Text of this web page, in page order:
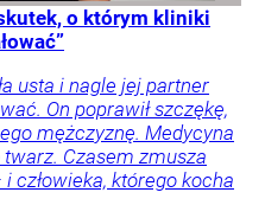
o którym kliniki
usta i nagle jej partner
On poprawił szczękę,
mężczyznę. Medycyna
Czasem zmusza
człowieka, którego kocha